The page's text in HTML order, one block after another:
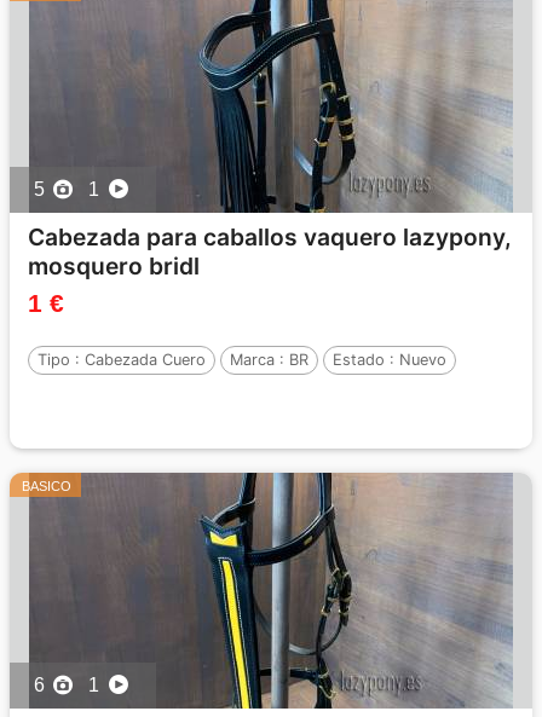
5 1
Cabezada para caballos vaquero lazypony,
mosquero bridl
1 €
Tipo : Cabezada Cuero Marca : BR Estado : Nuevo
BASICO
6 1